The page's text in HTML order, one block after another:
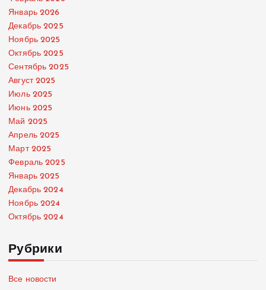
Январь 2026
Декабрь 2025
Ноябрь 2025
Октябрь 2025
Сентябрь 2025
Август 2025
Июль 2025
Июнь 2025
Май 2025
Апрель 2025
Март 2025
Февраль 2025
Январь 2025
Декабрь 2024
Ноябрь 2024
Октябрь 2024
Рубрики
Все новости